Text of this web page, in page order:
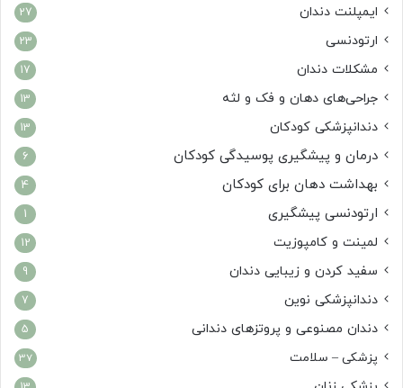
ایمپلنت دندان 27
ارتودنسی 23
مشکلات دندان 17
جراحی‌های دهان و فک و لثه 13
دندانپزشکی کودکان 13
درمان و پیشگیری پوسیدگی کودکان 6
بهداشت دهان برای کودکان 4
ارتودنسی پیشگیری 1
لمینت و کامپوزیت 12
سفید کردن و زیبایی دندان 9
دندانپزشکی نوین 7
دندان مصنوعی و پروتزهای دندانی 5
پزشکی – سلامت 37